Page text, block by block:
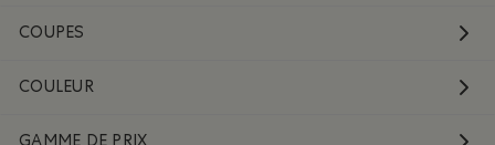
COUPES
COULEUR
GAMME DE PRIX